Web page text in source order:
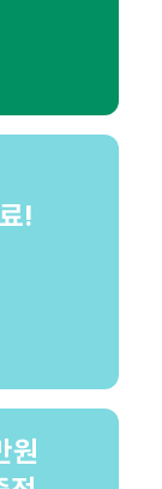
!
원